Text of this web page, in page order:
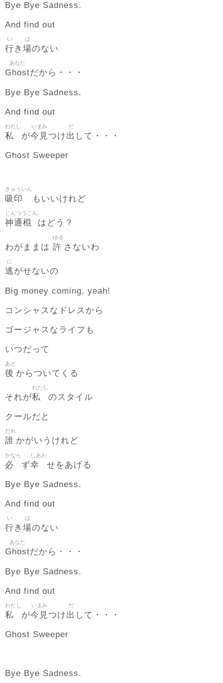
Bye Bye Sadness.
And find out
行
い
き 場
ば
のない
Ghost
あなた
だから・・・
Bye Bye Sadness.
And find out
私
わたし
が今見
いまみ
つけ出
だ
して・・・
Ghost Sweeper
吸印
きゅういん
もいいけれど
神通棍
じんつうこん
はどう？
わがままは 許
ゆる
さないわ
逃
に
がせないの
Big money coming, yeah!
コンシャスなドレスから
ゴージャスなライフも
いつだって
後
あと
からついてくる
それが私
わたし
のスタイル
クールだと
誰
だれ
かがいうけれど
必
かなら
ず幸
しあわ
せをあげる
Bye Bye Sadness.
And find out
行
い
き 場
ば
のない
Ghost
あなた
だから・・・
Bye Bye Sadness.
And find out
私
わたし
が今見
いまみ
つけ出
だ
して・・・
Ghost Sweeper
Bye Bye Sadness.